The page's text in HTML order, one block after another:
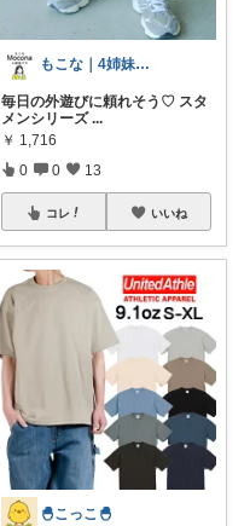
もこな｜4姉妹ママ×子供のも×家事ラク
毎日の外遊びに頼れそう♡ スタ
メンシリーズ ...
￥ 1,716
0 0 13
コレ いいね
🐣こっこ🐣